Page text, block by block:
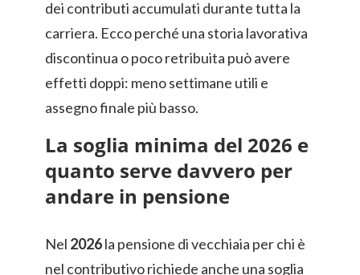
dei contributi accumulati durante tutta la
carriera. Ecco perché una storia lavorativa
discontinua o poco retribuita può avere
effetti doppi: meno settimane utili e
assegno finale più basso.
La soglia minima del 2026 e
quanto serve davvero per
andare in pensione
Nel 2026la pensione di vecchiaia per chi è
nel contributivo richiede anche una soglia